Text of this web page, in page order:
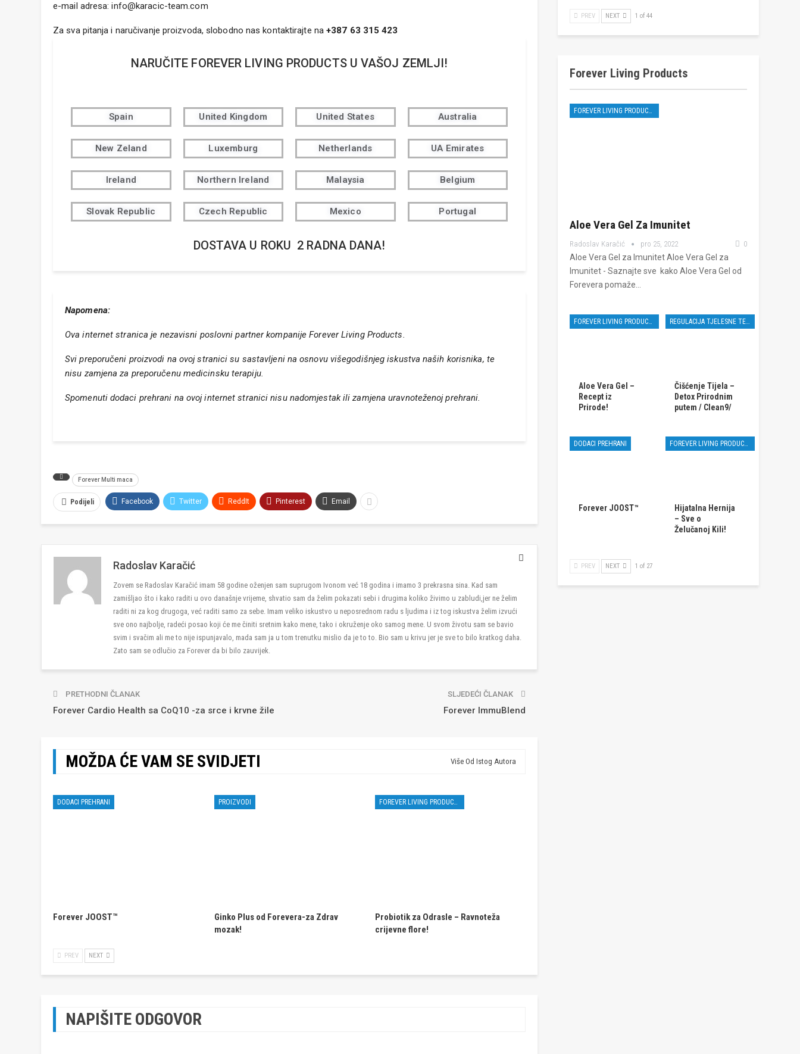
e-mail adresa: info@karacic-team.com
Za sva pitanja i naručivanje proizvoda, slobodno nas kontaktirajte na +387 63 315 423
NARUČITE FOREVER LIVING PRODUCTS U VAŠOJ ZEMLJI!
Spain
New Zeland
Ireland
Slovak Republic
United Kingdom
Luxemburg
Northern Ireland
Czech Republic
United States
Netherlands
Malaysia
Mexico
Australia
UA Emirates
Belgium
Portugal
DOSTAVA U ROKU 2 RADNA DANA!
Napomena:
Ova internet stranica je nezavisni poslovni partner kompanije Forever Living Products.
Svi preporučeni proizvodi na ovoj stranici su sastavljeni na osnovu višegodišnjeg iskustva naših korisnika, te
nisu zamjena za preporučenu medicinsku terapiju.
Spomenuti dodaci prehrani na ovoj internet stranici nisu nadomjestak ili zamjena uravnoteženoj prehrani.
Forever Multi maca
Podijeli Facebook Twitter ReddIt Pinterest Email
Radoslav Karačić
Zovem se Radoslav Karačić imam 58 godine oženjen sam suprugom Ivonom već 18 godina i imamo 3 prekrasna sina. Kad sam
zamišljao što i kako raditi u ovo današnje vrijeme, shvatio sam da želim pokazati sebi i drugima koliko živimo u zabludi,jer ne želim
raditi ni za kog drugoga, već raditi samo za sebe. Imam veliko iskustvo u neposrednom radu s ljudima i iz tog iskustva želim izvući
sve ono najbolje, radeći posao koji će me činiti sretnim kako mene, tako i okruženje oko samog mene. U svom životu sam se bavio
svim i svačim ali me to nije ispunjavalo, mada sam ja u tom trenutku mislio da je to to. Bio sam u krivu jer je sve to bilo kratkog daha.
Zato sam se odlučio za Forever da bi bilo zauvijek.
PRETHODNI ČLANAK
Forever Cardio Health sa CoQ10 -za srce i krvne žile
SLJEDEĆI ČLANAK
Forever ImmuBlend
MOŽDA ĆE VAM SE SVIDJETI Više Od Istog Autora
DODACI PREHRANI
Forever JOOST™
PROIZVODI
Ginko Plus od Forevera-za Zdrav
mozak!
FOREVER LIVING PRODUCTS
Probiotik za Odrasle – Ravnoteža
crijevne flore!
PREV NEXT
NAPIŠITE ODGOVOR
PREV NEXT 1 of 44
Forever Living Products
FOREVER LIVING PRODUCTS
Aloe Vera Gel Za Imunitet
Radoslav Karačić pro 25, 2022 0
Aloe Vera Gel za Imunitet Aloe Vera Gel za
Imunitet - Saznajte sve kako Aloe Vera Gel od
Forevera pomaže…
FOREVER LIVING PRODUCTS
Aloe Vera Gel –
Recept iz
Prirode!
REGULACIJA TJELESNE TEŽINE
Čišćenje Tijela –
Detox Prirodnim
putem / Clean9/
DODACI PREHRANI
Forever JOOST™
FOREVER LIVING PRODUCTS
Hijatalna Hernija
– Sve o
Želučanoj Kili!
PREV NEXT 1 of 27